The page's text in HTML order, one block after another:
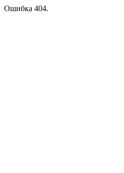
Ошибка 404.